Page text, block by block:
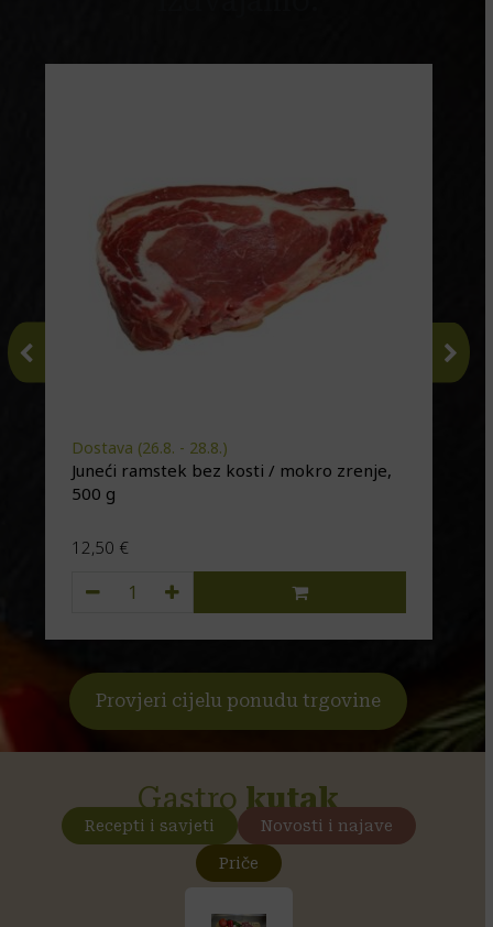
Dostava (26.8. - 28.8.)
Juneći ramstek bez kosti / mokro zrenje,
500 g
12,50 €
Juneći ramstek bez kosti / mokro zrenje, 500 g
Provjeri cijelu ponudu trgovine
Gastro kutak
Recepti i savjeti Novosti i najave
Priče